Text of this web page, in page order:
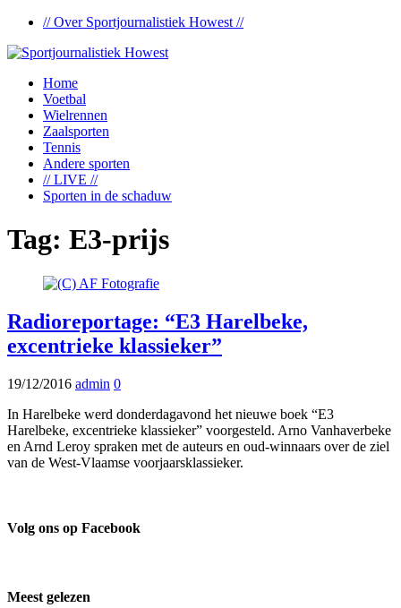
// Over Sportjournalistiek Howest //
Home
Voetbal
Wielrennen
Zaalsporten
Tennis
Andere sporten
// LIVE //
Sporten in de schaduw
Tag: E3-prijs
Radioreportage: “E3 Harelbeke,
excentrieke klassieker”
19/12/2016 admin 0
In Harelbeke werd donderdagavond het nieuwe boek “E3
Harelbeke, excentrieke klassieker” voorgesteld. Arno Vanhaverbeke
en Arnd Leroy spraken met de auteurs en oud-winnaars over de ziel
van de West-Vlaamse voorjaarsklassieker.
Volg ons op Facebook
Meest gelezen